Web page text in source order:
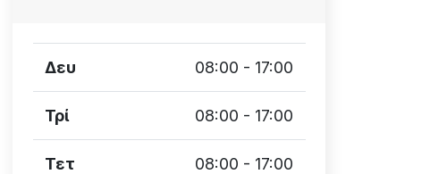
Δευ 08:00 - 17:00
Τρί 08:00 - 17:00
Τετ 08:00 - 17:00